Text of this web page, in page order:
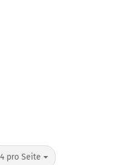
pro Seite
Seite